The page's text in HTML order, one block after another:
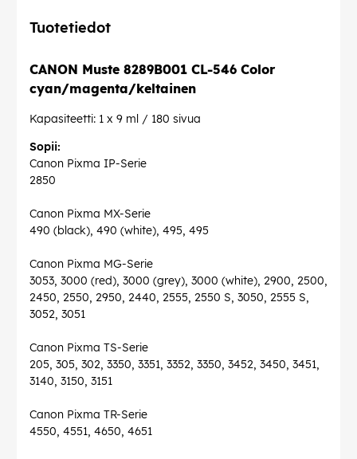
Tuotetiedot
CANON Muste 8289B001 CL-546 Color
cyan/magenta/keltainen
Kapasiteetti: 1 x 9 ml / 180 sivua
Sopii:
Canon Pixma IP-Serie
2850
Canon Pixma MX-Serie
490 (black), 490 (white), 495, 495
Canon Pixma MG-Serie
3053, 3000 (red), 3000 (grey), 3000 (white), 2900, 2500,
2450, 2550, 2950, 2440, 2555, 2550 S, 3050, 2555 S,
3052, 3051
Canon Pixma TS-Serie
205, 305, 302, 3350, 3351, 3352, 3350, 3452, 3450, 3451,
3140, 3150, 3151
Canon Pixma TR-Serie
4550, 4551, 4650, 4651